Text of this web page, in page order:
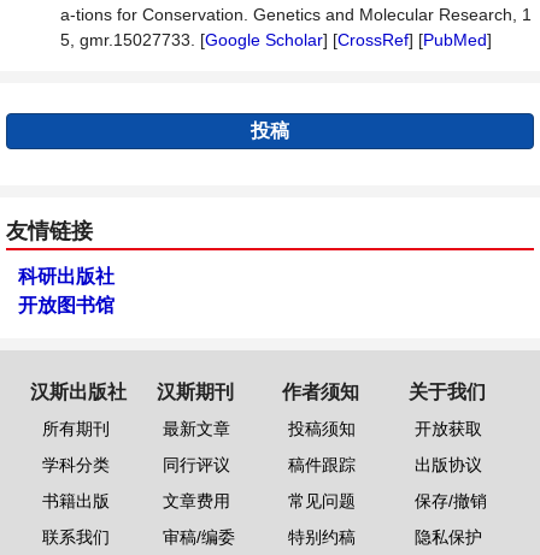
a-tions for Conservation. Genetics and Molecular Research, 1
5, gmr.15027733. [Google Scholar] [CrossRef] [PubMed]
投稿
友情链接
科研出版社
开放图书馆
汉斯出版社
所有期刊
学科分类
书籍出版
联系我们
汉斯期刊
最新文章
同行评议
文章费用
审稿/编委
作者须知
投稿须知
稿件跟踪
常见问题
特别约稿
关于我们
开放获取
出版协议
保存/撤销
隐私保护